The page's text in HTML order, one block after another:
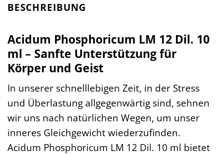
BESCHREIBUNG
Acidum Phosphoricum LM 12 Dil. 10
ml – Sanfte Unterstützung für
Körper und Geist
In unserer schnelllebigen Zeit, in der Stress
und Überlastung allgegenwärtig sind, sehnen
wir uns nach natürlichen Wegen, um unser
inneres Gleichgewicht wiederzufinden.
Acidum Phosphoricum LM 12 Dil. 10 ml bietet